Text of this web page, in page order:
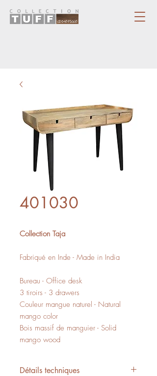
401030
Collection Taja
Fabriqué en Inde - Made in India
Bureau - Office desk
3 tiroirs - 3 drawers
Couleur mangue naturel - Natural
mango color
Bois massif de manguier - Solid
mango wood
Détails techniques